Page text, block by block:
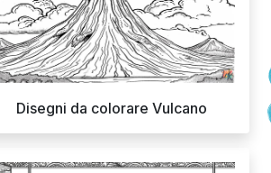
Disegni da colorare Vulcano